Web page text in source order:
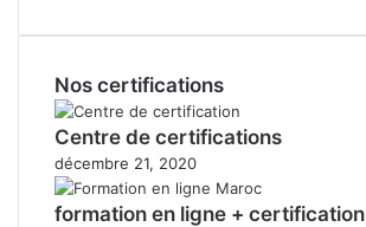
Nos certifications
Centre de certifications
décembre 21, 2020
formation en ligne + certification